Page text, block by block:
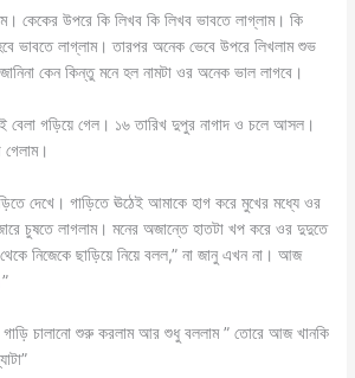
কেকের উপরে কি লিখব কি লিখব ভাবতে লাগ্লাম। কি
ভাবতে লাগ্লাম। তারপর অনেক ভেবে উপরে লিখলাম শুভ
কেন কিন্তু মনে হল নামটা ওর অনেক ভাল লাগবে।
গড়িয়ে গেল। ১৬ তারিখ দুপুর নাগাদ ও চলে আসল।
গেলাম।
দেখে। গাড়িতে ঊঠেই আমাকে হাগ করে মুখের মধ্যে ওর
চুষতে লাগলাম। মনের অজান্তে হাতটা খপ করে ওর দুদুতে
নিজেকে ছাড়িয়ে নিয়ে বলল,” না জানু এখন না। আজ
গাড়ি চালানো শুরু করলাম আর শুধু বললাম ” তোরে আজ খানকি